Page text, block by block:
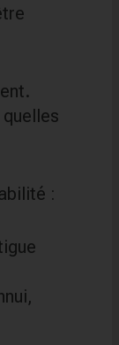
quelles
: